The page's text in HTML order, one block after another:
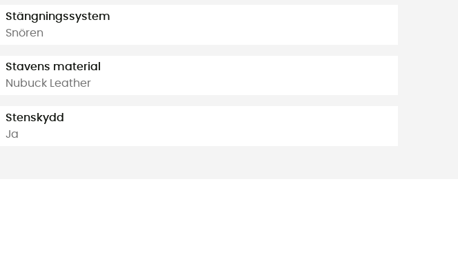
Stängningssystem
Snören
Stavens material
Nubuck Leather
Stenskydd
Ja